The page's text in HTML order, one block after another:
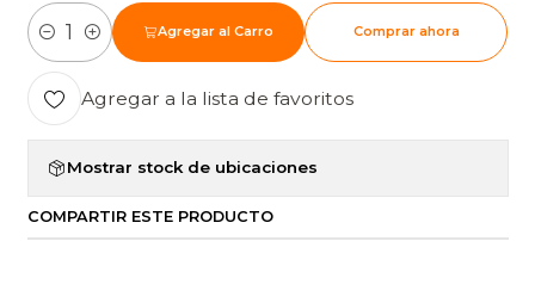
Cantidad
Agregar al Carro Comprar ahora
Agregar a la lista de favoritos
Mostrar stock de ubicaciones
COMPARTIR ESTE PRODUCTO